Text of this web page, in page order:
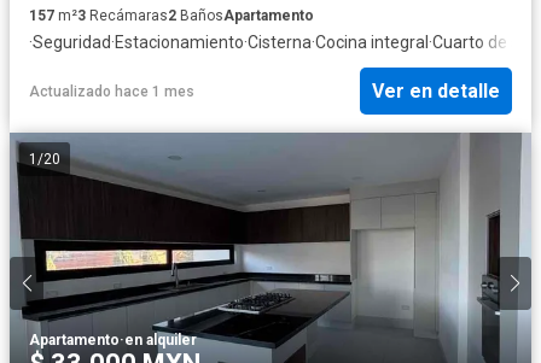
157 m²3 Recámaras2 BañosApartamento
·Seguridad·Estacionamiento·Cisterna·Cocina integral ·Cuarto de
Actualizado hace 1 mes Ver en detalle
1 /20
Apartamento·en alquiler